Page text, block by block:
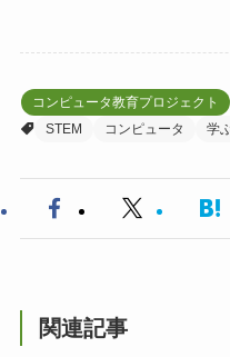
コンピュータ教育プロジェクト
STEM
コンピュータ 学
関連記事